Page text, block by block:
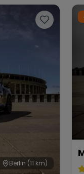
Berlin (11 km)